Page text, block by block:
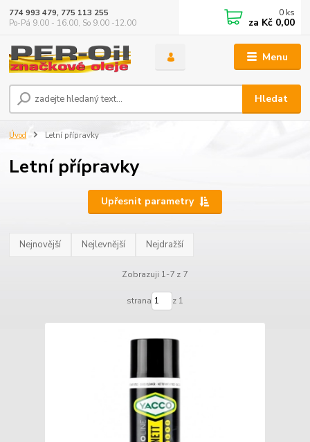
Menu
Hledat
774 993 479, 775 113 255
Po-Pá 9.00 - 16.00, So 9.00 -12.00
0 ks
za Kč 0,00
Úvod Letní přípravky
Letní přípravky
Upřesnit parametry
Nejnovější Nejlevnější Nejdražší
Zobrazuji 1-7 z 7
strana z 1